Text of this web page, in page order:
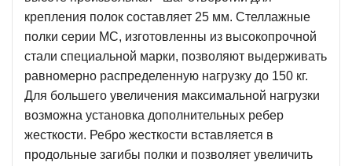
крепления полок составляет 25 мм. Стеллажные
полки серии МС, изготовленны из высокопрочной
стали специальной марки, позволяют выдерживать
равномерно распределенную нагрузку до 150 кг.
Для большего увеличения максимальной нагрузки
возможна установка дополнительных ребер
жесткости. Ребро жесткости вставляется в
продольные загибы полки и позволяет увеличить